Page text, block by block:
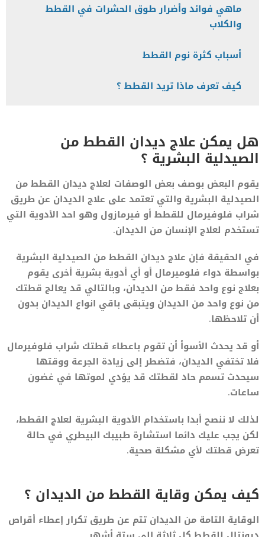
ماهي فوائد وأضرار طوق الحشرات في القطط
والكلاب
أسباب كثرة نوم القطط
كيف تعرف ماذا تريد القطط ؟
هل يمكن علاج ديدان القطط من
الصيدلية البشرية ؟
يقوم البعض بوصف بعض الوصفات لعلاج ديدان القطط من
الصيدلية البشرية والتي تعتمد على علاج الديدان عن طريق
شراب فلوفيرمال للقطط أو فيرمازول وهو احد الأدوية التي
تستخدم لعلاج الإنسان من الديدان.
في الحقيقة فإن علاج ديدان القطط من الصيدلية البشرية
بواسطة دواء فلوميرمال أو أي أدوية بشرية أخرى يقوم
بعلاج نوع واحد فقط من الديدان، وبالتالي قد يعالج قطتك
من نوع واحد من الديدان ويتبقى باقي انواع الديدان بدون
أن تلاحظها.
أو قد يحدث الأسوأ أن تقوم باعطاء قطتك شراب فلوفيرمال
فلا تختفي الديدان، فتضطر إلى زيادة الجرعة ووقتها
سيحدث تسمم حاد لقطتك قد يؤدي لموتها في غضون
ساعات.
لذلك لا ننصح أبدا باستخدام الأدوية البشرية لعلاج القطط،
لكن يجب عليك دائما استشارة طبيبك البيطري في حالة
تعرض قطتك لأي مشكلة صحية.
كيف يمكن وقاية القطط من الديدان ؟
الوقاية التامة من الديدان تتم عن طريق تكرار إعطاء أقراص